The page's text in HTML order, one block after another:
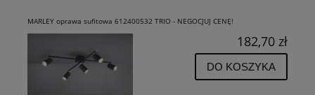
MARLEY oprawa sufitowa 612400532 TRIO - NEGOCJUJ CENĘ!
182,70 zł
DO KOSZYKA